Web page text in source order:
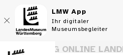
LMW App
Ihr digitaler
Museumsbegleiter
SAMMLUNG ONLINE